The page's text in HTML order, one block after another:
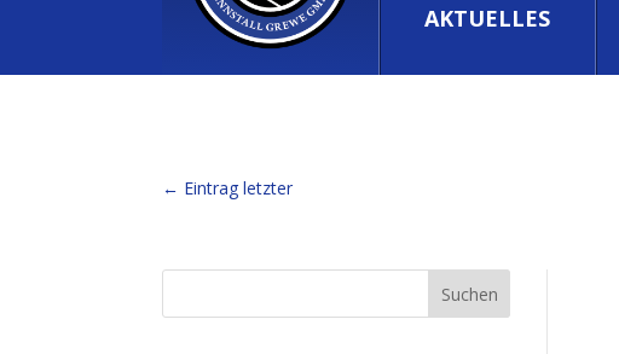
AKTUELLES
← Eintrag letzter